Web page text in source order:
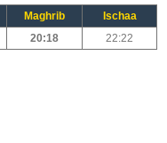
Maghrib
Ischaa
20:18 22:22